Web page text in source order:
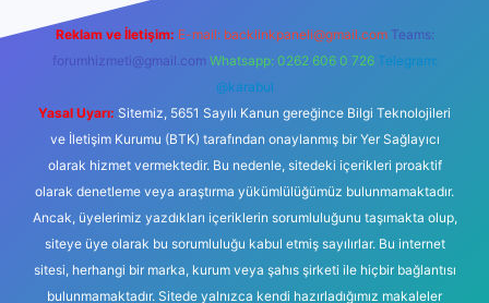
Reklam ve İletişim: E-mail: backlinkpaneli@gmail.com Teams:
forumhizmeti@gmail.com Whatsapp: 0262 606 0 726 Telegram:
@karabul
Yasal Uyarı: Sitemiz, 5651 Sayılı Kanun gereğince Bilgi Teknolojileri
ve İletişim Kurumu (BTK) tarafından onaylanmış bir Yer Sağlayıcı
olarak hizmet vermektedir. Bu nedenle, sitedeki içerikleri proaktif
olarak denetleme veya araştırma yükümlülüğümüz bulunmamaktadır.
Ancak, üyelerimiz yazdıkları içeriklerin sorumluluğunu taşımakta olup,
siteye üye olarak bu sorumluluğu kabul etmiş sayılırlar. Bu internet
sitesi, herhangi bir marka, kurum veya şahıs şirketi ile hiçbir bağlantısı
bulunmamaktadır. Sitede yalnızca kendi hazırladığımız makaleler